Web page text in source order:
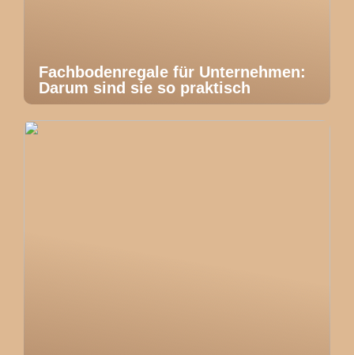
Fachbodenregale für Unternehmen:
Darum sind sie so praktisch